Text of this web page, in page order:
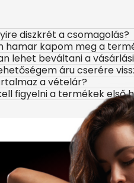
diszkrét a csomagolás?
hamar kapom meg a
lehet beváltani a
áru cserére
a vételár?
figyelni a termékek első